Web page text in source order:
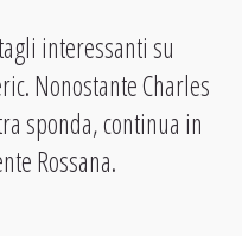
interessanti su
Nonostante Charles
sponda, continua in
Rossana.